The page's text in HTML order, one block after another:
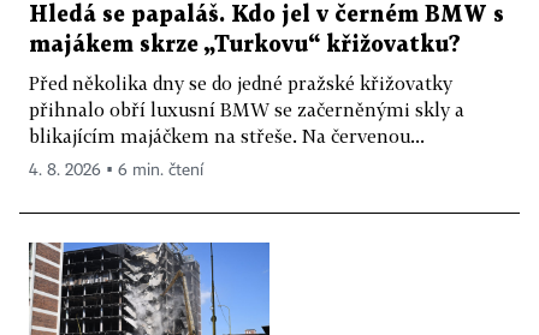
Hledá se papaláš. Kdo jel v černém BMW s
majákem skrze „Turkovu“ křižovatku?
Před několika dny se do jedné pražské křižovatky
přihnalo obří luxusní BMW se začerněnými skly a
blikajícím majáčkem na střeše. Na červenou...
4. 8. 2026 ▪ 6 min. čtení